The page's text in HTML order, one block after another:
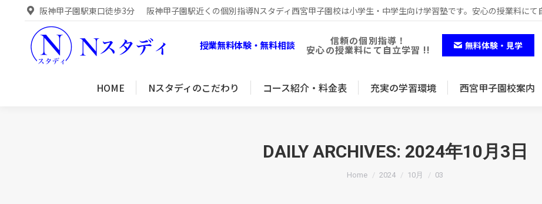
阪神甲子園駅東口徒歩3分 阪神甲子園駅近くの個別指導Nスタディ西宮甲子園校は小学生・中学生向け学習塾です。安心の授業料にて
授業無料体験・無料相談 信頼の個別指導！
安心の授業料にて自立学習 !! 無料体験・見学
HOME Nスタディのこだわり コース紹介・料金表 充実の学習環境 西宮甲子園校案内
DAILY ARCHIVES: 2024年10月3日
You are here:
Home 2024 10月 03
HOME Nスタディのこだわり コース紹介・料金表 充実の学習環境 西宮甲子園校案内